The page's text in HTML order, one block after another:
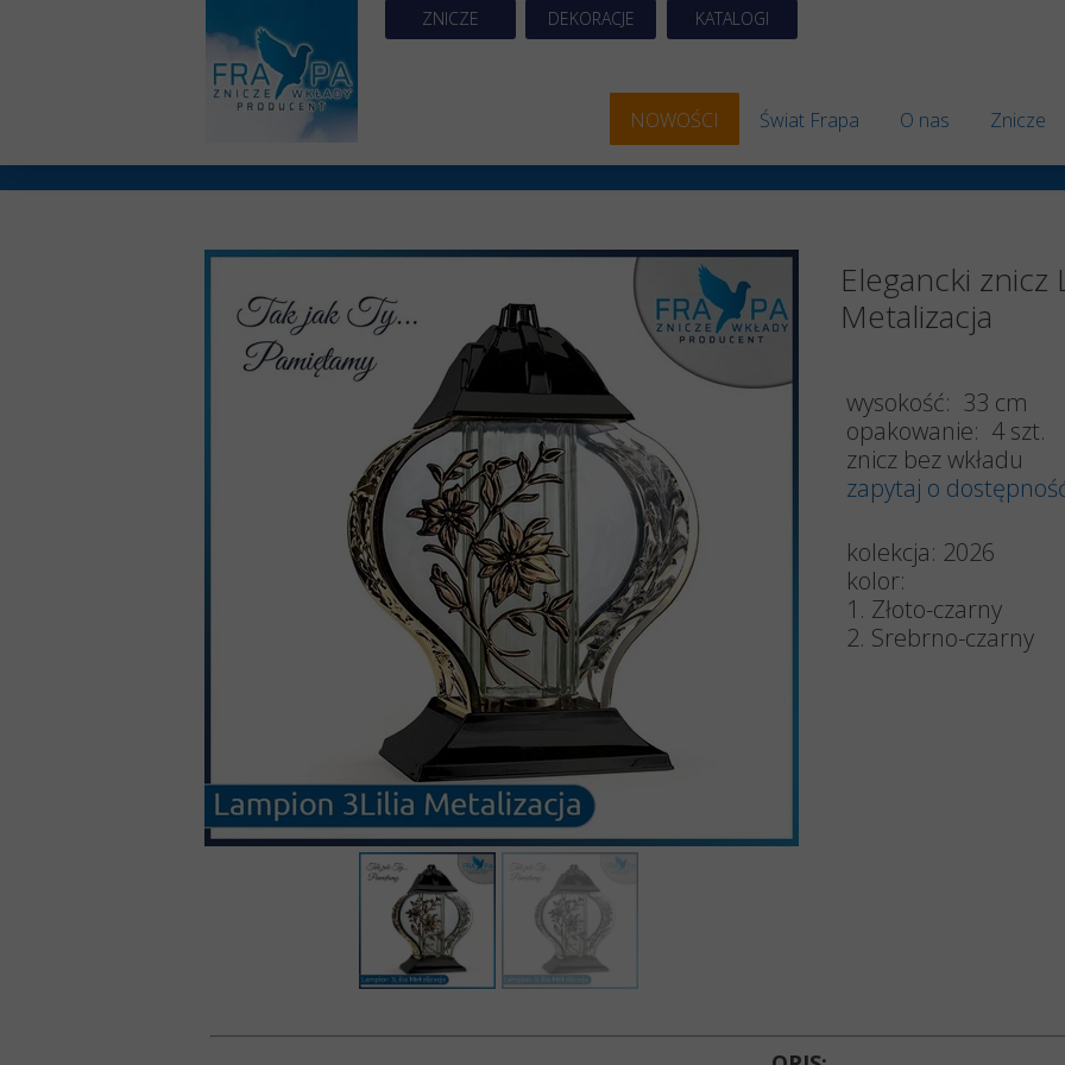
ZNICZE KATALOGI
DEKORACJE
NOWOŚCI Świat Frapa O nas
Znicze
Znicze
Znicze
Znicze
Znicze
Znicze
Elegancki znicz
Metalizacja
wysokość: 33 cm
opakowanie: 4 szt.
znicz bez wkładu
zapytaj o
kolekcja: 2026
kolor:
1. Złoto-czarny
2. Srebrno-czarny